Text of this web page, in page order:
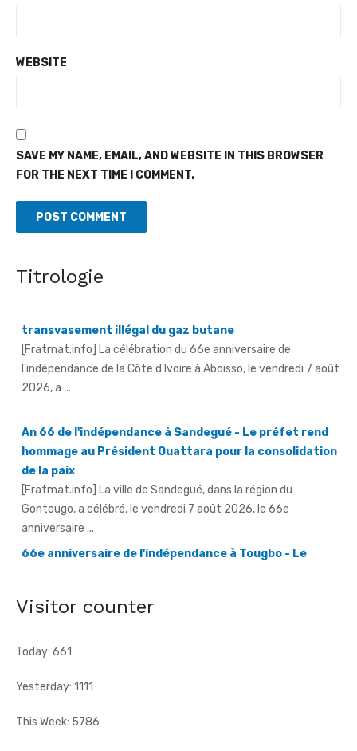
WEBSITE
SAVE MY NAME, EMAIL, AND WEBSITE IN THIS BROWSER
FOR THE NEXT TIME I COMMENT.
Titrologie
Guerre déclarée contre l'orpaillage illicite et le
transvasement illégal du gaz butane
l'indépendance de la Côte d'Ivoire à Aboisso, le vendredi 7 août
2026, a ...
An 66 de l'indépendance à Sandegué - Le préfet rend
hommage au Président Ouattara pour la consolidation
de la paix
[Fratmat.info] La ville de Sandegué, dans la région du
anniversaire ...
66e anniversaire de l'indépendance à Tougbo - Le
sous-préfet appelle à l'union face à la menace
terroriste
[Fratmat.info] À l'occasion de la célébration du 66e
anniversaire de l'indépendance de la Côte d'Ivoire, le sous-
préfet de Tougbo, dans ...
Visitor counter
Today: 661
Yesterday: 1111
This Week: 5786